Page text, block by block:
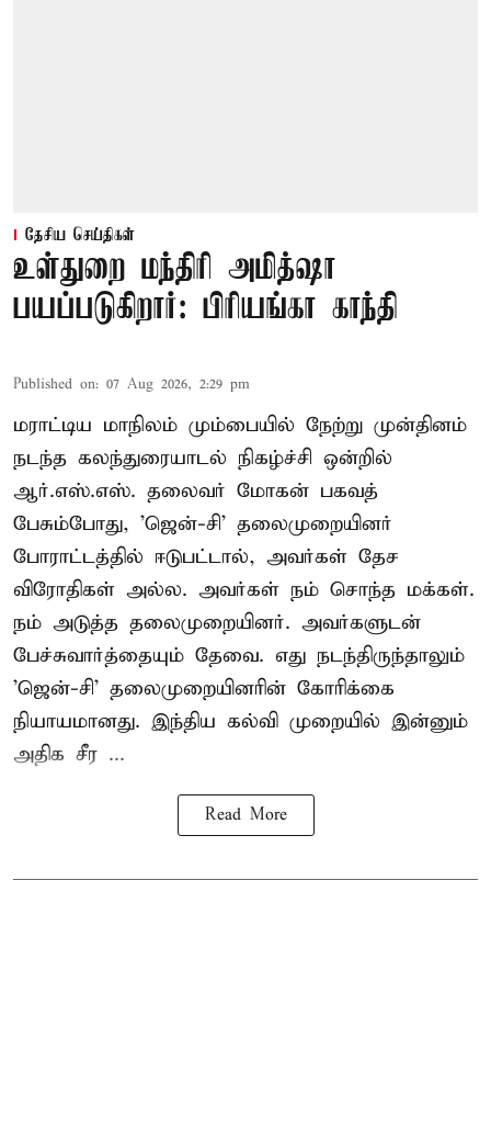
தேசிய செய்திகள்
உள்துறை மந்திரி அமித்ஷா
பயப்படுகிறார்: பிரியங்கா காந்தி
Published on: 07 Aug 2026, 2:29 pm
மராட்டிய மாநிலம் மும்பையில் நேற்று முன்தினம்
நடந்த கலந்துரையாடல் நிகழ்ச்சி ஒன்றில்
ஆர்.எஸ்.எஸ். தலைவர் மோகன் பகவத்
பேசும்போது, 'ஜென்-சி' தலைமுறையினர்
போராட்டத்தில் ஈடுபட்டால், அவர்கள் தேச
விரோதிகள் அல்ல. அவர்கள் நம் சொந்த மக்கள்.
நம் அடுத்த தலைமுறையினர். அவர்களுடன்
பேச்சுவார்த்தையும் தேவை. எது நடந்திருந்தாலும்
'ஜென்-சி' தலைமுறையினரின் கோரிக்கை
நியாயமானது. இந்திய கல்வி முறையில் இன்னும்
அதிக சீர ...
Read More